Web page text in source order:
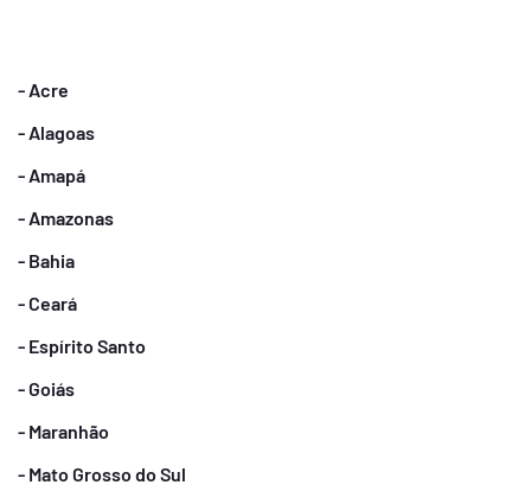
- Acre
- Alagoas
- Amapá
- Amazonas
- Bahia
- Ceará
- Espírito Santo
- Goiás
- Maranhão
- Mato Grosso do Sul